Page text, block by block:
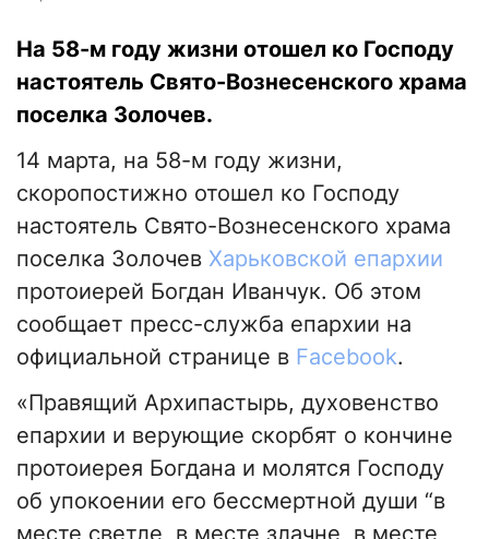
На 58-м году жизни отошел ко Господу
настоятель Свято-Вознесенского храма
поселка Золочев.
14 марта, на 58-м году жизни,
скоропостижно отошел ко Господу
настоятель Свято-Вознесенского храма
поселка Золочев Харьковской епархии
протоиерей Богдан Иванчук. Об этом
сообщает пресс-служба епархии на
официальной странице в Facebook.
«Правящий Архипастырь, духовенство
епархии и верующие скорбят о кончине
протоиерея Богдана и молятся Господу
об упокоении его бессмертной души “в